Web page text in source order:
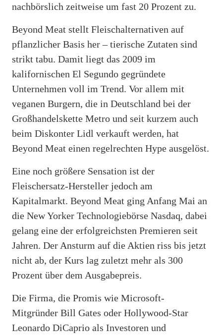
nachbörslich zeitweise um fast 20 Prozent zu.
Beyond Meat stellt Fleischalternativen auf
pflanzlicher Basis her – tierische Zutaten sind
strikt tabu. Damit liegt das 2009 im
kalifornischen El Segundo gegründete
Unternehmen voll im Trend. Vor allem mit
veganen Burgern, die in Deutschland bei der
Großhandelskette Metro und seit kurzem auch
beim Diskonter Lidl verkauft werden, hat
Beyond Meat einen regelrechten Hype ausgelöst.
Eine noch größere Sensation ist der
Fleischersatz-Hersteller jedoch am
Kapitalmarkt. Beyond Meat ging Anfang Mai an
die New Yorker Technologiebörse Nasdaq, dabei
gelang eine der erfolgreichsten Premieren seit
Jahren. Der Ansturm auf die Aktien riss bis jetzt
nicht ab, der Kurs lag zuletzt mehr als 300
Prozent über dem Ausgabepreis.
Die Firma, die Promis wie Microsoft-
Mitgründer Bill Gates oder Hollywood-Star
Leonardo DiCaprio als Investoren und